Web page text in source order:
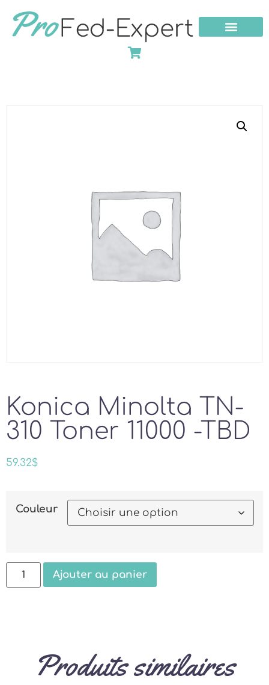
Konica Minolta TN-
310 Toner 11000 -TBD
59.32$
Couleur
Ajouter au panier
Produits similaires